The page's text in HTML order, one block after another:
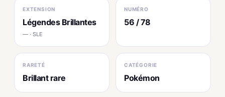
EXTENSION
Légendes Brillantes
— · SLE
NUMÉRO
56 / 78
RARETÉ
Brillant rare
CATÉGORIE
Pokémon